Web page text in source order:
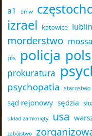
a1 bmw
izrael katowice
morderstwo
pis policja
prokuratura
psychopatia
starostwo
sąd rejonowy sędzia
układ zamknięty usa
zabójstwo